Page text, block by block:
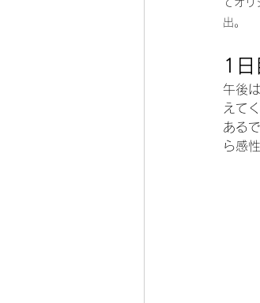
てオリ
出。
1日
午後
えて
ある
ら感